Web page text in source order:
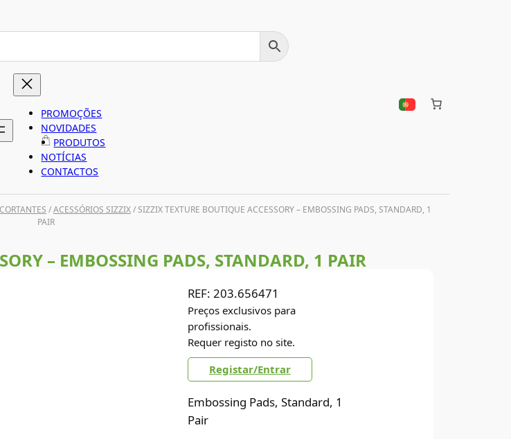
PROMOÇÕES
NOVIDADES
PRODUTOS
NOTÍCIAS
CONTACTOS
/ACESSÓRIOS SIZZIX/ SIZZIX TEXTURE BOUTIQUE ACCESSORY – EMBOSSING PADS, STANDARD, 1
PAIR
– EMBOSSING PADS, STANDARD, 1 PAIR
REF: 203.656471
Preços exclusivos para
profissionais.
Requer registo no site.
Registar/Entrar
Embossing Pads, Standard, 1
Pair